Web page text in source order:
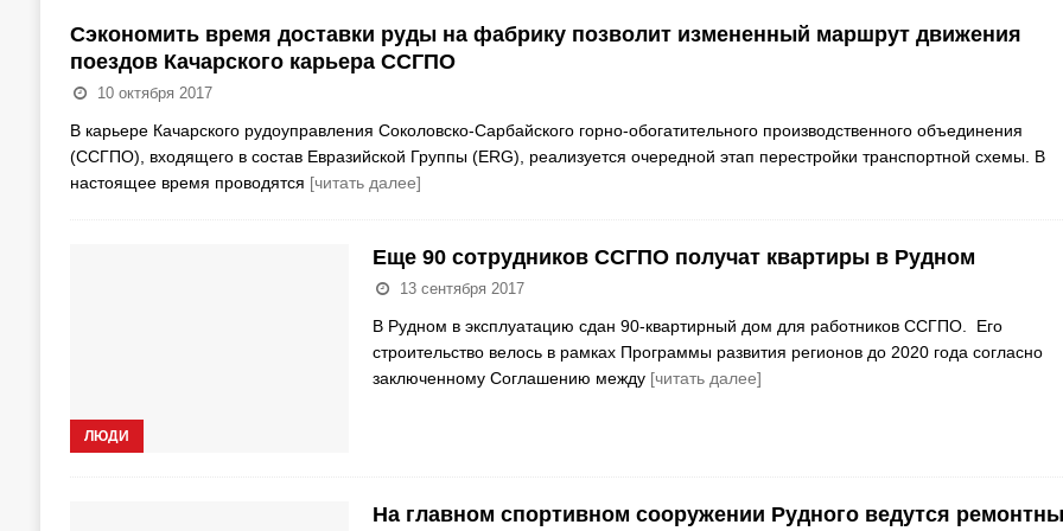
Сэкономить время доставки руды на фабрику позволит измененный маршрут движения
поездов Качарского карьера ССГПО
10 октября 2017
В карьере Качарского рудоуправления Соколовско-Сарбайского горно-обогатительного производственного объединения
(ССГПО), входящего в состав Евразийской Группы (ERG), реализуется очередной этап перестройки транспортной схемы. В
настоящее время проводятся [читать далее]
ЛЮДИ
Еще 90 сотрудников ССГПО получат квартиры в Рудном
13 сентября 2017
В Рудном в эксплуатацию сдан 90-квартирный дом для работников ССГПО. Его
строительство велось в рамках Программы развития регионов до 2020 года согласно
заключенному Соглашению между [читать далее]
На главном спортивном сооружении Рудного ведутся